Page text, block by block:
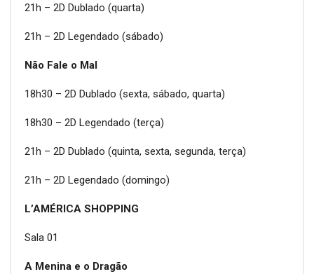
21h – 2D Dublado (quarta)
21h – 2D Legendado (sábado)
Não Fale o Mal
18h30 – 2D Dublado (sexta, sábado, quarta)
18h30 – 2D Legendado (terça)
21h – 2D Dublado (quinta, sexta, segunda, terça)
21h – 2D Legendado (domingo)
L’AMÉRICA SHOPPING
Sala 01
A Menina e o Dragão